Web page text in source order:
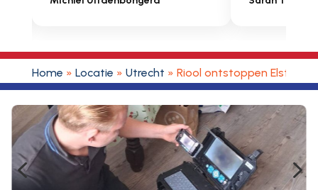
Home » Locatie » Utrecht » Riool ontstoppen Elst
4 5